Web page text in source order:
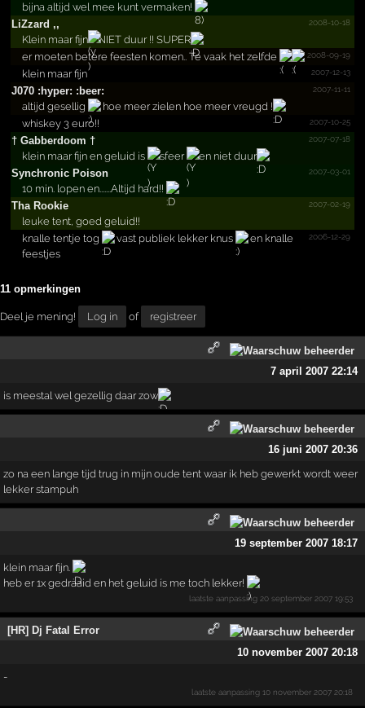
bijna altijd wel mee kunt vermaken!
LiZzard ,,
2008-10-18
Klein maar fijn NIET duur !! SUPER
2008-09-19
er moeten betere feesten komen.. Te vaak het zelfde
2007-12-13
klein maar fijn
J070 :hyper: :beer:
2007-11-11
altijd gesellig hoe meer zielen hoe meer vreugd !
2007-10-25
whiskey 3 euro!!
† Gabberdoom †
2007-07-18
klein maar fijn en geluid is sfeer
en niet duur
Synchronic Poison
2007-03-01
10 min. lopen en.......Altijd hard!!
Tha Rookie
2007-02-19
leuke tent, goed geluid!!
2006-12-29
knalle tentje tog vast publiek lekker knus
en knalle
feestjes
11 opmerkingen
Deel je mening! Log in of registreer
7 april 2007 22:14
is meestal wel gezellig daar zow
16 juni 2007 20:36
zo na een lange tijd trug in mijn oude tent waar ik heb gewerkt wordt weer
lekker stampuh
19 september 2007 18:17
klein maar fijn.
heb er 1x gedraaid en het geluid ís me toch lekker!
laatste aanpassing 20 september 2007 19:53
[HR] Dj Fatal Error
10 november 2007 20:18
-
laatste aanpassing10 november 2007 20:18